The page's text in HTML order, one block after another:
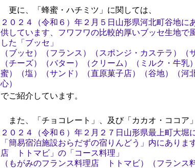
更に、「蜂蜜・ハチミツ」に関しては、
２０２４（令和６）年２月５日山形県河北町谷地に
供しています、フワフワの比較的厚いブッセ生地で
した「ブッセ」
（ブッセ）（フランス）（スポンジ・カステラ）（
（チーズ）（バター）（クリーム）（ミルク・牛乳
蜜）（塩）（サンド）（直原菓子店）（谷地）（河
心）
でご紹介しています。
また、「チョコレート」、及び「カカオ・ココア
２０２４（令和６）年２月２７日山形県最上町大堀
「簡易宿泊施設おらだずの宿りんどう」内にありま
店 トトマビ」の「コース料理」
（もがみのフランス料理店 トトマビ）（フランス